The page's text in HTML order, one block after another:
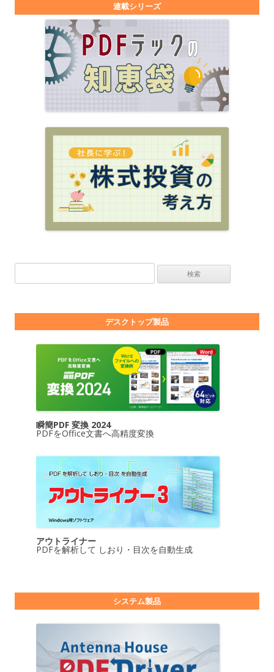
連載シリーズ
デスクトップ製品
瞬簡PDF 変換 2024
PDFをOffice文書へ高精度変換
アウトライナー
PDFを解析して しおり・目次を自動生成
システム製品